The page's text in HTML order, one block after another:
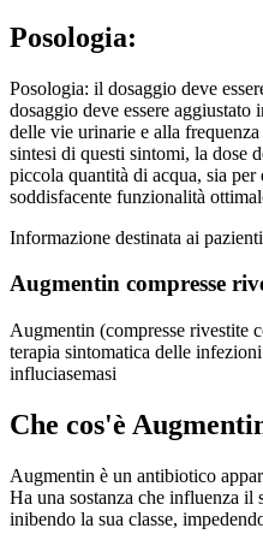
Posologia:
Posologia: il dosaggio deve
dosaggio deve essere aggiustato
delle vie urinarie e alla
sintesi di questi sintomi, la dose
piccola quantità di acqua, sia
soddisfacente funzionalità
Informazione destinata ai
Augmentin compresse
Augmentin (compresse rivestite
terapia sintomatica delle
influciasemasi
Che cos'è
Augmentin è un antibiotico
Ha una sostanza che influenza il
inibendo la sua classe,